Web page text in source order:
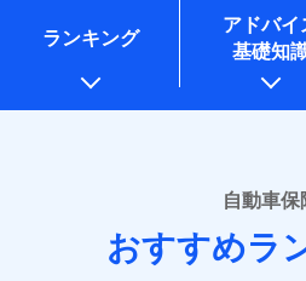
コンサルティングサービスの実施
アンケートやキャンペーン等の実
上記に係る案内・手続き・管理等
* 当社が委託を受けている保険会
ームページに掲載しておりますの
あいおいニッセイ同和損害保
(https://
アクサ損害保険株式会社
direct.co.jp/)
ランキング
アドバイ
基礎知
自動車保
おすすめラ